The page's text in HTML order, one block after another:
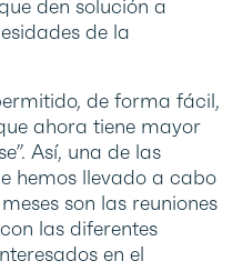
den solución a
de la
de forma fácil,
ahora tiene mayor
Así, una de las
hemos llevado a cabo
son las reuniones
las diferentes
en el